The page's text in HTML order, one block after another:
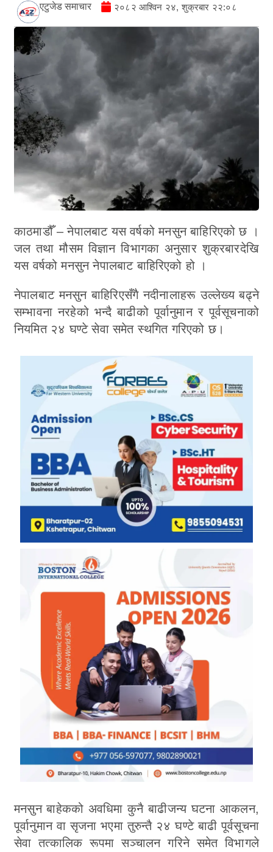
एटुजेड समाचार २०८२ आश्विन २४, शुक्रबार २२:०८
काठमाडौँ – नेपालबाट यस वर्षको मनसुन बाहिरिएको छ ।
जल तथा मौसम विज्ञान विभागका अनुसार शुक्रबारदेखि
यस वर्षको मनसुन नेपालबाट बाहिरिएको हो ।
नेपालबाट मनसुन बाहिरिएसँगै नदीनालाहरू उल्लेख्य बढ्ने
सम्भावना नरहेको भन्दै बाढीको पूर्वानुमान र पूर्वसूचनाको
नियमित २४ घण्टे सेवा समेत स्थगित गरिएको छ।
मनसुन बाहेकको अवधिमा कुनै बाढीजन्य घटना आकलन,
पूर्वानुमान वा सृजना भएमा तुरुन्तै २४ घण्टे बाढी पूर्वसूचना
सेवा तत्कालिक रूपमा सञ्चालन गरिने समेत विभागले